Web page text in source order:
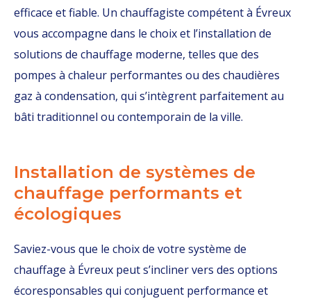
efficace et fiable. Un chauffagiste compétent à Évreux
vous accompagne dans le choix et l’installation de
solutions de chauffage moderne, telles que des
pompes à chaleur performantes ou des chaudières
gaz à condensation, qui s’intègrent parfaitement au
bâti traditionnel ou contemporain de la ville.
Installation de systèmes de
chauffage performants et
écologiques
Saviez-vous que le choix de votre système de
chauffage à Évreux peut s’incliner vers des options
écoresponsables qui conjuguent performance et